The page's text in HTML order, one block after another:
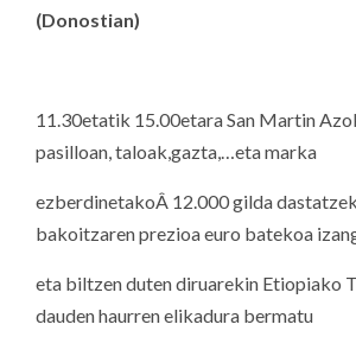
(Donostian)
11.30etatik 15.00etara San Martin
pasilloan, taloak,gazta,…eta marka
ezberdinetakoÂ 12.000 gilda
bakoitzaren prezioa euro batekoa
eta biltzen duten diruarekin Etiopiako
dauden haurren elikadura bermatu